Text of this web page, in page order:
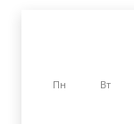
Пн Вт